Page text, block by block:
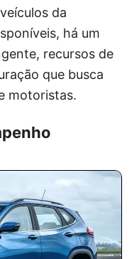
da
há um
recursos de
que busca
motoristas.